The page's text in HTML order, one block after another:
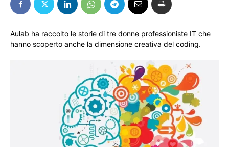
Aulab ha raccolto le storie di tre donne professioniste IT che
hanno scoperto anche la dimensione creativa del coding.